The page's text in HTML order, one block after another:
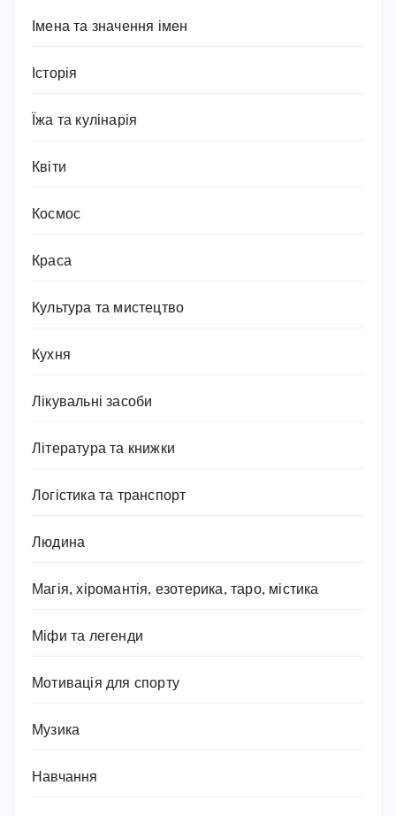
Імена та значення імен
Історія
Їжа та кулінарія
Квіти
Космос
Краса
Культура та мистецтво
Кухня
Лікувальні засоби
Література та книжки
Логістика та транспорт
Людина
Магія, хіромантія, езотерика, таро, містика
Міфи та легенди
Мотивація для спорту
Музика
Навчання